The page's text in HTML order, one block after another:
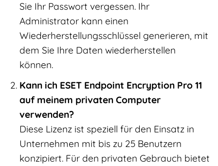
Sie Ihr Passwort vergessen. Ihr
Administrator kann einen
Wiederherstellungsschlüssel generieren, mit
dem Sie Ihre Daten wiederherstellen
können.
Kann ich ESET Endpoint Encryption Pro 11
auf meinem privaten Computer
verwenden?
Diese Lizenz ist speziell für den Einsatz in
Unternehmen mit bis zu 25 Benutzern
konzipiert. Für den privaten Gebrauch bietet